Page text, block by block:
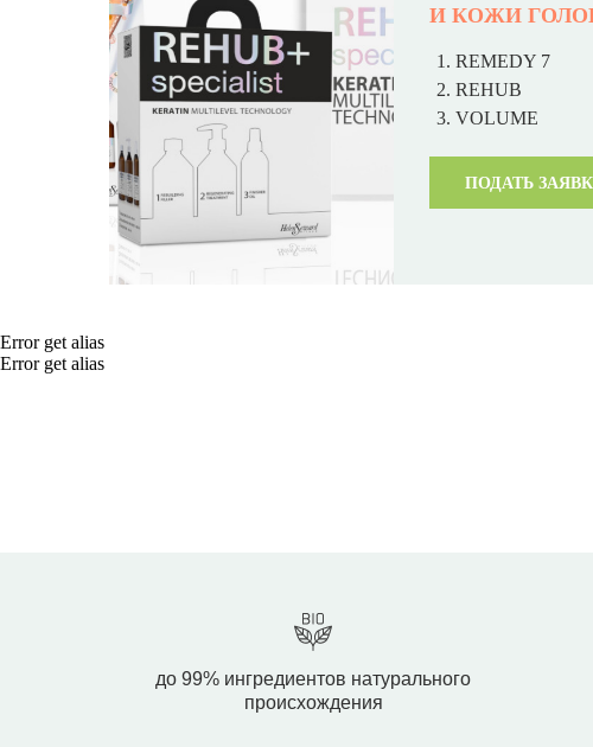
И КОЖИ
REMEDY 7
REHUB
VOLUME
ПОДАТЬ
Error get alias
Error get alias
до 99% ингредиентов натурального
происхождения